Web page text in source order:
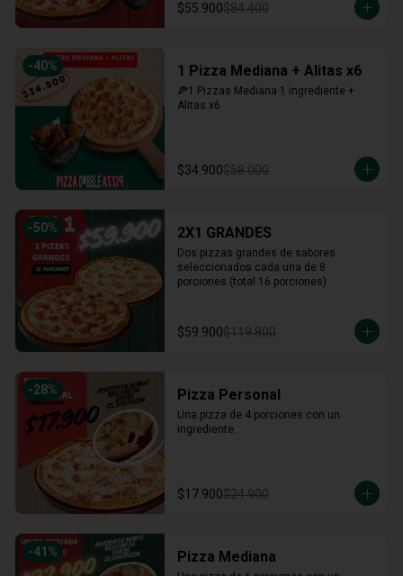
$55.900$84.400
-40% 1 Pizza Mediana + Alitas x6
🍕1 Pizzas Mediana 1 ingrediente +
Alitas x6
$34.900$58.000
-50% 2X1 GRANDES
Dos pizzas grandes de sabores
seleccionados cada una de 8
porciones (total 16 porciones)
$59.900$119.800
-28% Pizza Personal
Una pizza de 4 porciones con un
ingrediente.
$17.900$24.900
-41 % Pizza Mediana